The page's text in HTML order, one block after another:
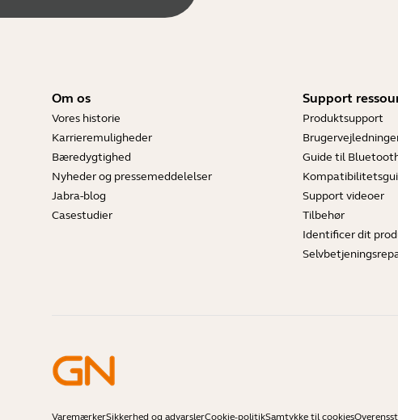
Om os
Vores historie
Karrieremuligheder
Bæredygtighed
Nyheder og pressemeddelelser
Jabra-blog
Casestudier
Support
Produktsupport
Guide til
Support videoer
Tilbehør
Identificer dit
VaremærkerSikkerhed og advarslerCookie-politikSamtykke til cookies